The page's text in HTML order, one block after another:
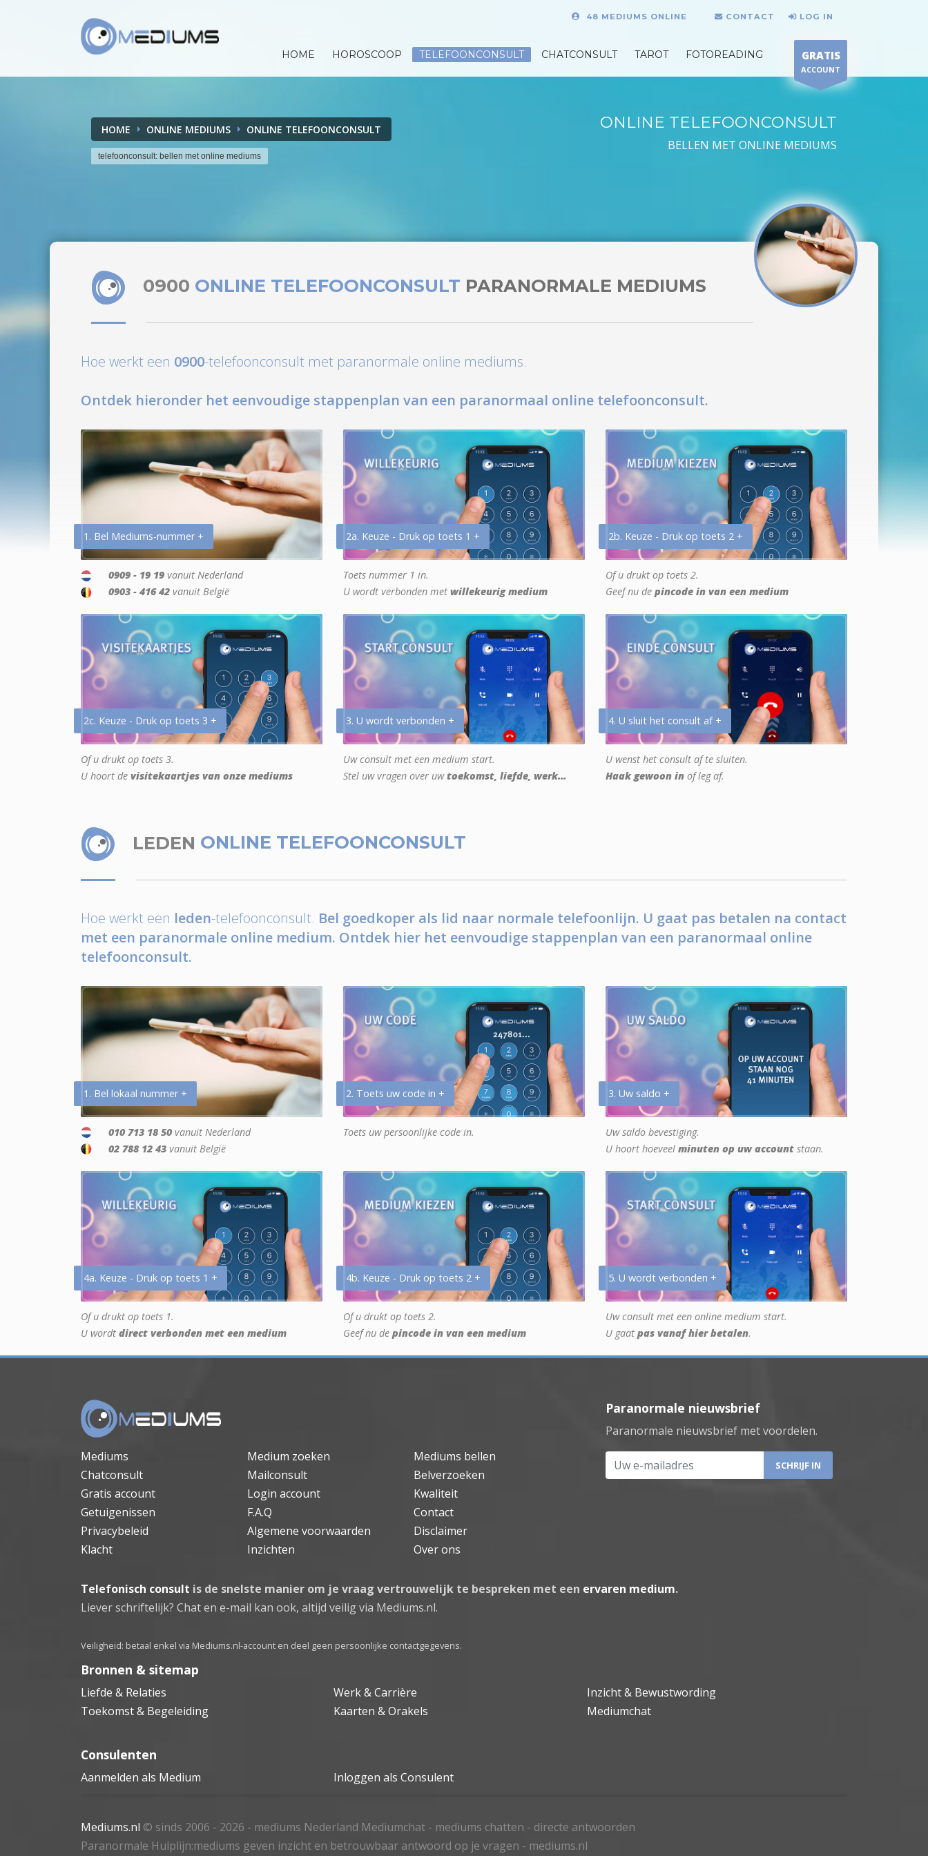
48 MEDIUMS ONLINE CONTACT LOG IN
HOME HOROSCOOP TELEFOONCONSULT CHATCONSULT TAROT FOTOREADING GRATIS
ACCOUNT
HOME ONLINE MEDIUMS ONLINE TELEFOONCONSULT
telefoonconsult: bellen met online mediums
ONLINE TELEFOONCONSULT
BELLEN MET ONLINE MEDIUMS
0900 ONLINE TELEFOONCONSULT PARANORMALE MEDIUMS
Hoe werkt een 0900-telefoonconsult met paranormale online mediums.
Ontdek hieronder het eenvoudige stappenplan van een paranormaal online telefoonconsult.
1. Bel Mediums-nummer +
0909 - 19 19 vanuit Nederland
0903 - 416 42 vanuit België
2a. Keuze - Druk op toets 1 +
Toets nummer 1 in.
U wordt verbonden met willekeurig medium
2b. Keuze - Druk op toets 2 +
Of u drukt op toets 2.
Geef nu de pincode in van een medium
2c. Keuze - Druk op toets 3 +
Of u drukt op toets 3.
U hoort de visitekaartjes van onze mediums
3. U wordt verbonden +
Uw consult met een medium start.
Stel uw vragen over uwtoekomst, liefde, werk...
4. U sluit het consult af +
U wenst het consult af te sluiten.
Haak gewoon in of leg af.
LEDEN ONLINE TELEFOONCONSULT
Hoe werkt een leden-telefoonconsult. Bel goedkoper als lid naar normale telefoonlijn. U gaat pas betalen na contact
met een paranormale online medium. Ontdek hier het eenvoudige stappenplan van een paranormaal online
telefoonconsult.
1. Bel lokaal nummer +
010 713 18 50 vanuit Nederland
02 788 12 43 vanuit België
2. Toets uw code in +
Toets uw persoonlijke code in.
3. Uw saldo +
Uw saldo bevestiging.
U hoort hoeveel minuten op uw account staan.
4a. Keuze - Druk op toets 1 +
Of u drukt op toets 1.
U wordt direct verbonden met een medium
4b. Keuze - Druk op toets 2 +
Of u drukt op toets 2.
Geef nu de pincode in van een medium
5. U wordt verbonden +
Uw consult met een online medium start.
U gaat pas vanaf hier betalen.
Mediums Medium zoeken
Mediums bellen
Chatconsult
Mailconsult
Belverzoeken
Gratis account
Login account
Kwaliteit
Getuigenissen
F.A.Q
Contact
Privacybeleid
Algemene voorwaarden
Disclaimer
Klacht
Inzichten Over ons
Paranormale nieuwsbrief
Paranormale nieuwsbrief met voordelen.
Uw e-mailadres
Telefonisch consult is de snelste manier om je vraag vertrouwelijk te bespreken met een ervaren medium.
Liever schriftelijk? Chat en e-mail kan ook, altijd veilig via Mediums.nl.
Veiligheid: betaal enkel via Mediums.nl-account en deel geen persoonlijke contactgegevens.
Bronnen & sitemap
Liefde & Relaties Werk & Carrière
Inzicht & Bewustwording
Toekomst & Begeleiding
Kaarten & Orakels Mediumchat
Consulenten
Aanmelden als Medium Inloggen als Consulent
Mediums.nl © sinds 2006 - 2026 - mediums Nederland Mediumchat - mediums chatten - directe antwoorden
Paranormale Hulplijn:mediums geven inzicht en betrouwbaar antwoord op je vragen - mediums.nl